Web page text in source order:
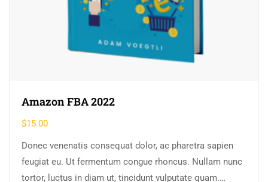
Amazon FBA 2022
$15.00
Donec venenatis consequat dolor, ac pharetra sapien
feugiat eu. Ut fermentum congue rhoncus. Nullam nunc
tortor, luctus in diam ut, tincidunt vulputate quam.